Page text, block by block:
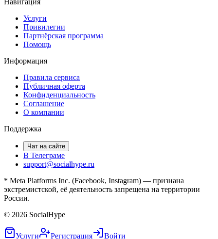
Услуги
Привилегии
Партнёрская программа
Помощь
Информация
Правила сервиса
Публичная оферта
Конфиденциальность
Соглашение
О компании
Поддержка
Чат на сайте
В Телеграме
support@socialhype.ru
* Meta Platforms Inc. (Facebook, Instagram) — признана
экстремистской, её деятельность запрещена на территории
России.
© 2026 SocialHype
Услуги Регистрация Войти